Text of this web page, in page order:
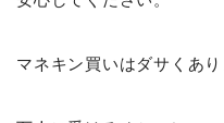
マネキン買いはダサくあり